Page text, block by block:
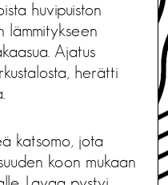
huvipuiston
lämmitykseen
Ajatus
herätti
katsomo, jota
koon mukaan